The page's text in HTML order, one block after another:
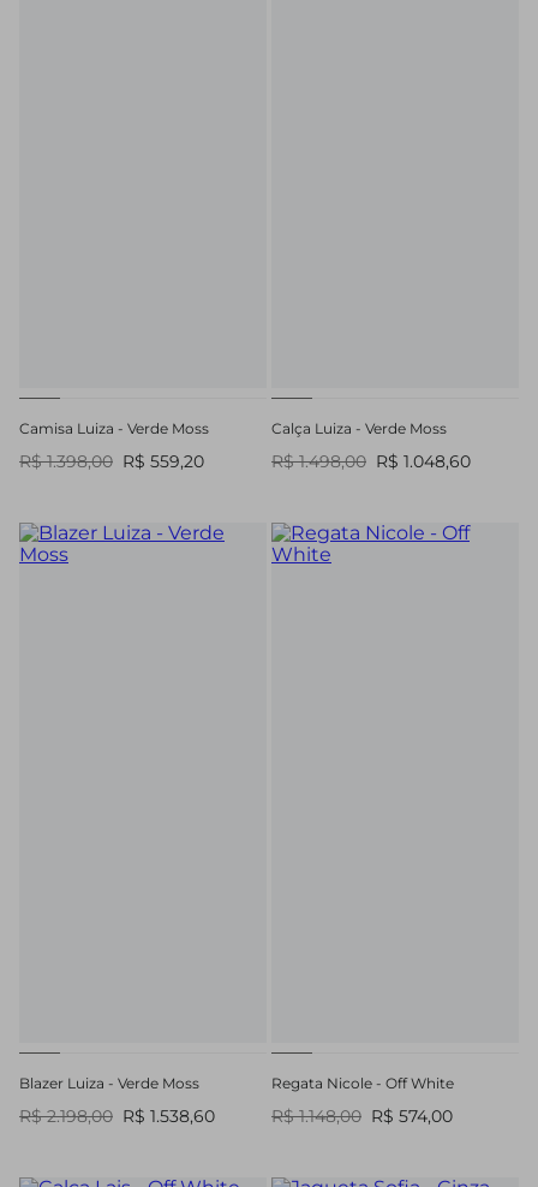
Camisa Luiza - Verde Moss
R$ 1.398,00 R$ 559,20
Calça Luiza - Verde Moss
R$ 1.498,00 R$ 1.048,60
Blazer Luiza - Verde Moss
R$ 2.198,00 R$ 1.538,60
Regata Nicole - Off White
R$ 1.148,00 R$ 574,00